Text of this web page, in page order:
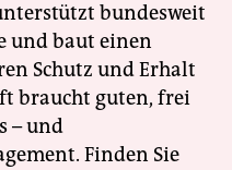
bundesweit
und baut einen
Schutz und Erhalt
braucht guten, frei
– und
Finden Sie